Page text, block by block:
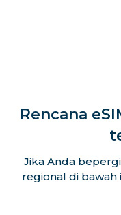
Rencana
Jika Anda
regional di bawah